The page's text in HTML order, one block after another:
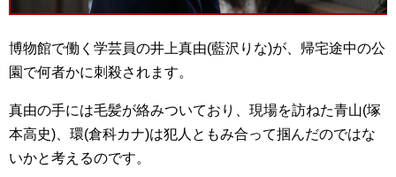
博物館で働く学芸員の井上真由(藍沢りな)が、帰宅途中の公
園で何者かに刺殺されます。
真由の手には毛髪が絡みついており、現場を訪ねた青山(塚
本高史)、環(倉科カナ)は犯人ともみ合って掴んだのではな
いかと考えるのです。